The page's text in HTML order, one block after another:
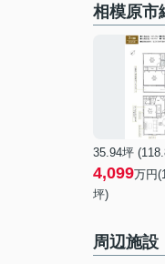
相模原
35.94坪
4,099万円
坪)
周辺施設